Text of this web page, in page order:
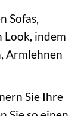
Sofas,
Look, indem
Armlehnen
Sie Ihre